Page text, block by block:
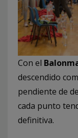
Con el
descendido
pendiente de
cada punto
definitiva.